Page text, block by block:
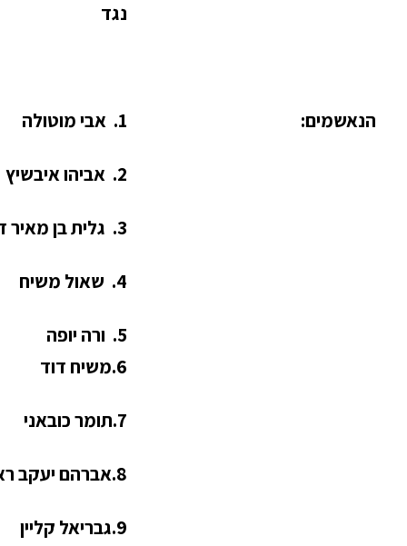
נגד
הנאשמים: 1. אבי מוטולה
2. אביהו איבשיץ
3. גלית בן מאיר דורי
4. שאול משיח
5. ורה יופה
6.משיח דוד
7.תומר כובאני
8.אברהם יעקב ראוכורגר
9.גבריאל קליין